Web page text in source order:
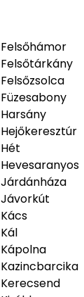
Felsőhámor
Felsőtárkány
Felsőzsolca
Füzesabony
Harsány
Hejőkeresztúr
Hét
Hevesaranyos
Járdánháza
Jávorkút
Kács
Kál
Kápolna
Kazincbarcika
Kerecsend